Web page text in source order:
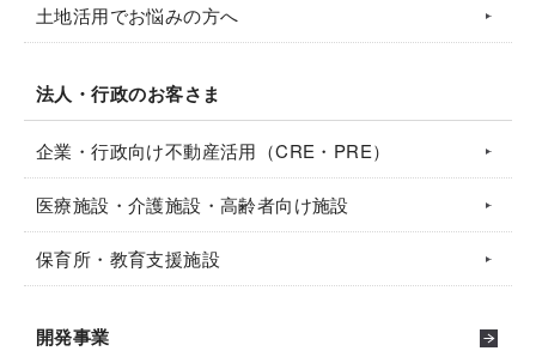
土地活用でお悩みの方へ
法人・行政のお客さま
企業・行政向け不動産活用（CRE・PRE）
医療施設・介護施設・高齢者向け施設
保育所・教育支援施設
開発事業